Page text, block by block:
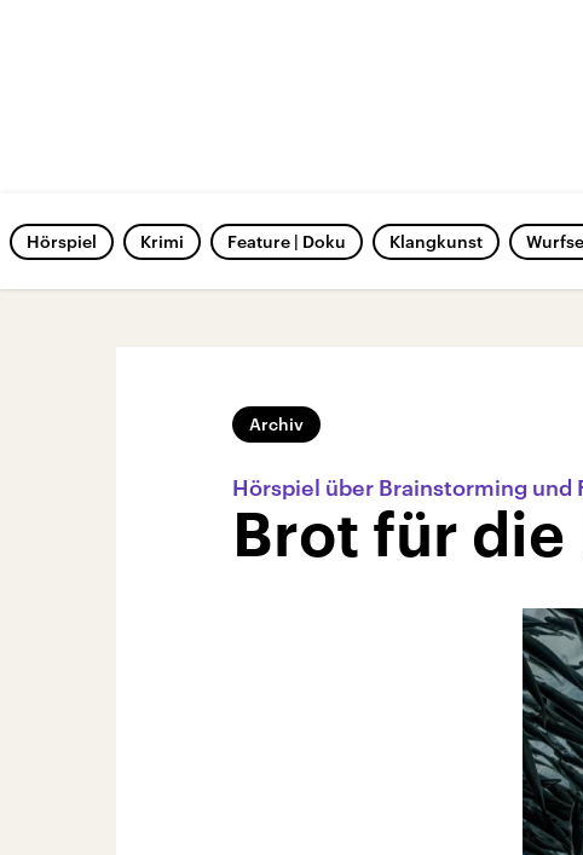
Hörspiel Krimi Feature | Doku Klangkunst
Archiv
Hörspiel über Brainstorming und
Brot für die